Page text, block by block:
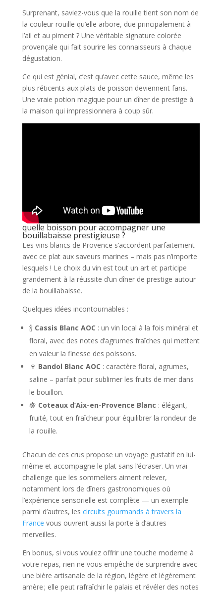
Surprenant, saviez-vous que la rouille tient son nom de
la couleur rouille qu’elle arbore, due principalement à
l’ail et au piment ? Une véritable signature colorée
provençale qui fait sourire les connaisseurs à chaque
dégustation.
Ce qui est génial, c’est qu’avec cette sauce, même les
plus réticents aux plats de poisson deviennent fans.
Une vraie potion magique pour un dîner de prestige à
la maison qui impressionnera à coup sûr.
quelle boisson pour accompagner une
bouillabaisse prestigieuse ?
Les vins blancs de Provence s’accordent parfaitement
avec ce plat aux saveurs marines – mais pas n’importe
lesquels ! Le choix du vin est tout un art et participe
grandement à la réussite d’un dîner de prestige autour
de la bouillabaisse.
Quelques idées incontournables :
🍾 Cassis Blanc AOC : un vin local à la fois minéral et
floral, avec des notes d’agrumes fraîches qui mettent
en valeur la finesse des poissons.
🍷 Bandol Blanc AOC : caractère floral, agrumes,
saline – parfait pour sublimer les fruits de mer dans
le bouillon.
🍇 Coteaux d’Aix-en-Provence Blanc : élégant,
fruité, tout en fraîcheur pour équilibrer la rondeur de
la rouille.
Chacun de ces crus propose un voyage gustatif en lui-
même et accompagne le plat sans l’écraser. Un vrai
challenge que les sommeliers aiment relever,
notamment lors de dîners gastronomiques où
l’expérience sensorielle est complète — un exemple
parmi d’autres, les circuits gourmands à travers la
France vous ouvrent aussi la porte à d’autres
merveilles.
En bonus, si vous voulez offrir une touche moderne à
votre repas, rien ne vous empêche de surprendre avec
une bière artisanale de la région, légère et légèrement
amère ; elle peut rafraîchir le palais et révéler des notes